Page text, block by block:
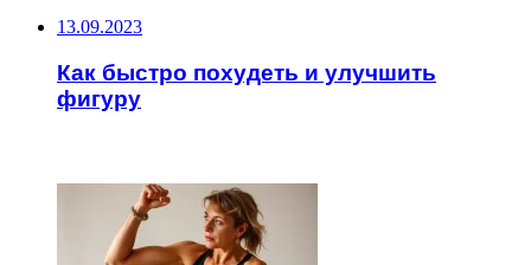
13.09.2023
Как быстро похудеть и улучшить
фигуру